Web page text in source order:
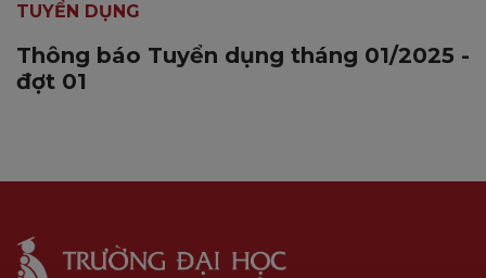
TUYỂN DỤNG
Thông báo Tuyển dụng tháng 01/2025 -
đợt 01